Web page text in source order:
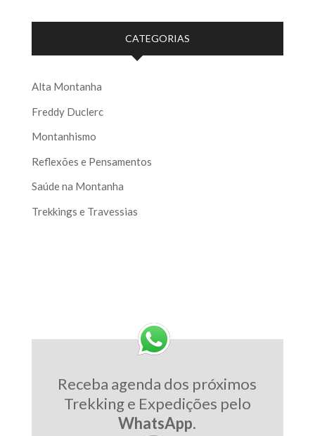
CATEGORIAS
Alta Montanha
Freddy Duclerc
Montanhismo
Reflexões e Pensamentos
Saúde na Montanha
Trekkings e Travessias
Receba agenda dos próximos
Trekking e Expedições pelo
WhatsApp.